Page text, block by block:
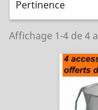
Pertinence
Affichage 1-4 de 4